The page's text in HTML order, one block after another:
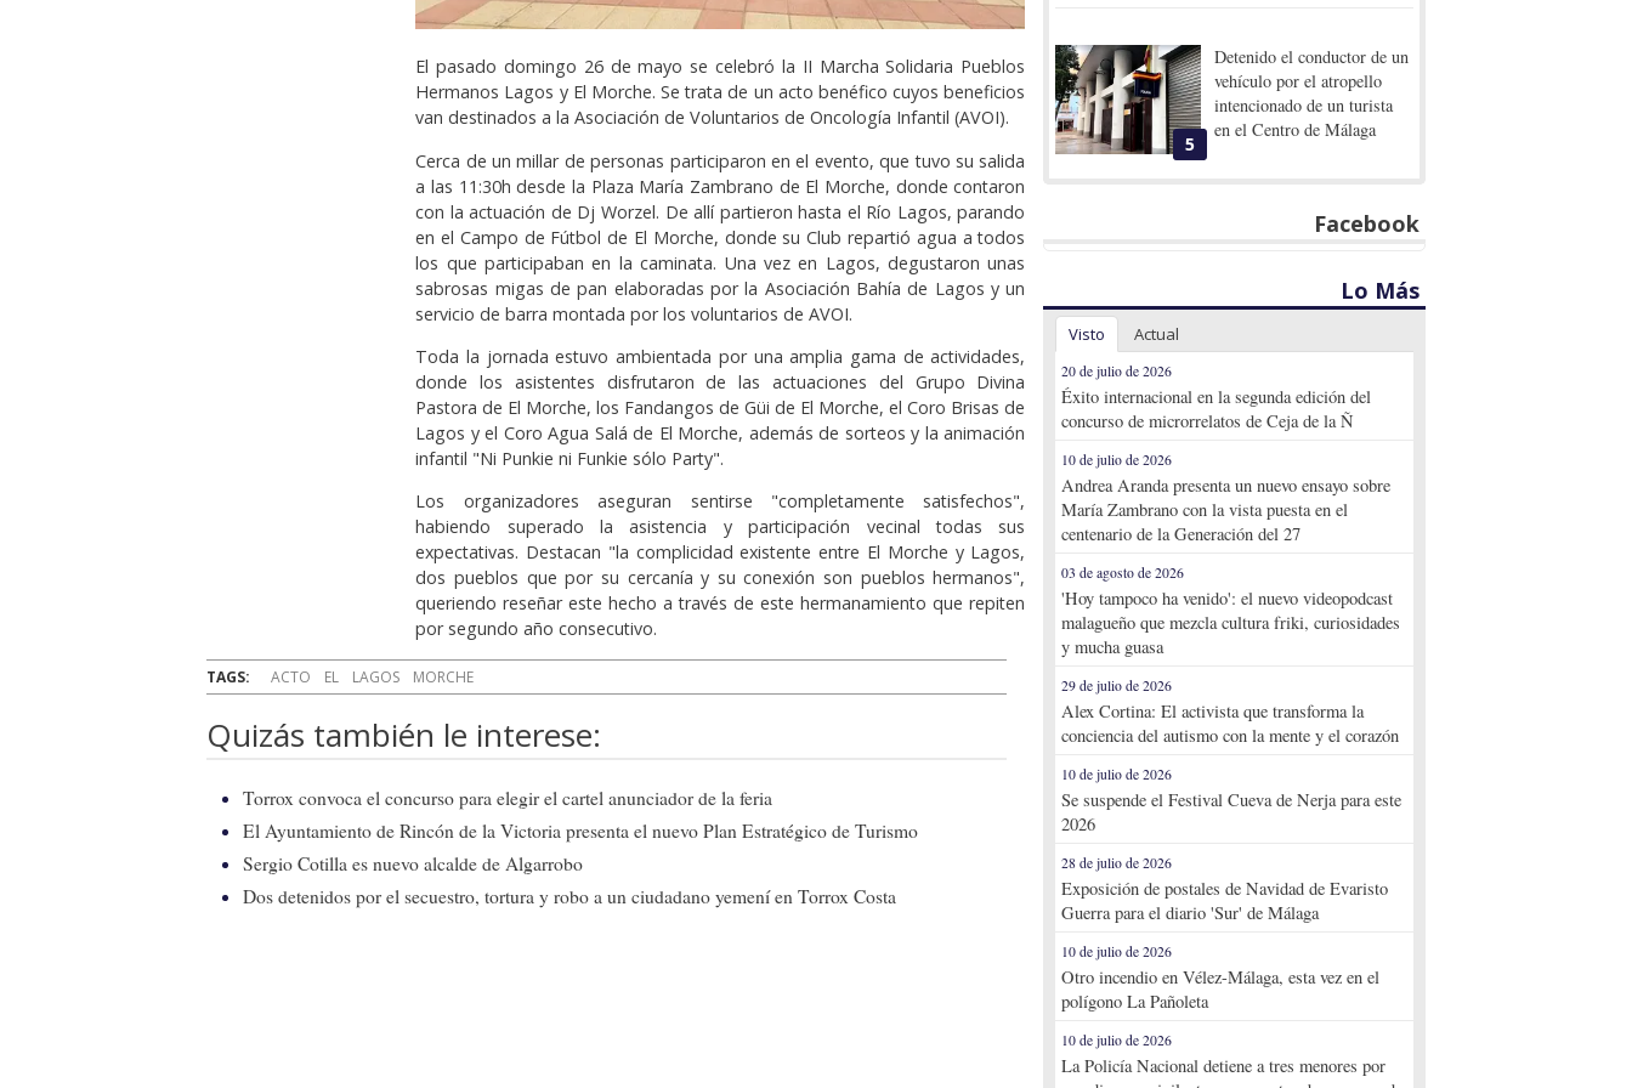
El pasado domingo 26 de mayo se celebró la II Marcha Solidaria Pueblos
Hermanos Lagos y El Morche. Se trata de un acto benéfico cuyos beneficios
van destinados a la Asociación de Voluntarios de Oncología Infantil (AVOI).
Cerca de un millar de personas participaron en el evento, que tuvo su salida
a las 11:30h desde la Plaza María Zambrano de El Morche, donde contaron
con la actuación de Dj Worzel. De allí partieron hasta el Río Lagos, parando
en el Campo de Fútbol de El Morche, donde su Club repartió agua a todos
los que participaban en la caminata. Una vez en Lagos, degustaron unas
sabrosas migas de pan elaboradas por la Asociación Bahía de Lagos y un
servicio de barra montada por los voluntarios de AVOI.
Toda la jornada estuvo ambientada por una amplia gama de actividades,
donde los asistentes disfrutaron de las actuaciones del Grupo Divina
Pastora de El Morche, los Fandangos de Güi de El Morche, el Coro Brisas de
Lagos y el Coro Agua Salá de El Morche, además de sorteos y la animación
infantil "Ni Punkie ni Funkie sólo Party".
Los organizadores aseguran sentirse "completamente satisfechos",
habiendo superado la asistencia y participación vecinal todas sus
expectativas. Destacan "la complicidad existente entre El Morche y Lagos,
dos pueblos que por su cercanía y su conexión son pueblos hermanos",
queriendo reseñar este hecho a través de este hermanamiento que repiten
por segundo año consecutivo.
TAGS: ACTO EL LAGOS MORCHE
Quizás también le interese:
Torrox convoca el concurso para elegir el cartel anunciador de la feria
El Ayuntamiento de Rincón de la Victoria presenta el nuevo Plan Estratégico de Turismo
Sergio Cotilla es nuevo alcalde de Algarrobo
Dos detenidos por el secuestro, tortura y robo a un ciudadano yemení en Torrox Costa
5
Detenido el conductor de un
vehículo por el atropello
intencionado de un turista
en el Centro de Málaga
Facebook
Lo Más
Visto Actual
20 de julio de 2026
Éxito internacional en la segunda edición del
concurso de microrrelatos de Ceja de la Ñ
10 de julio de 2026
Andrea Aranda presenta un nuevo ensayo sobre
María Zambrano con la vista puesta en el
centenario de la Generación del 27
03 de agosto de 2026
'Hoy tampoco ha venido': el nuevo videopodcast
malagueño que mezcla cultura friki, curiosidades
y mucha guasa
29 de julio de 2026
Alex Cortina: El activista que transforma la
conciencia del autismo con la mente y el corazón
10 de julio de 2026
Se suspende el Festival Cueva de Nerja para este
2026
28 de julio de 2026
Exposición de postales de Navidad de Evaristo
Guerra para el diario 'Sur' de Málaga
10 de julio de 2026
Otro incendio en Vélez-Málaga, esta vez en el
polígono La Pañoleta
10 de julio de 2026
La Policía Nacional detiene a tres menores por